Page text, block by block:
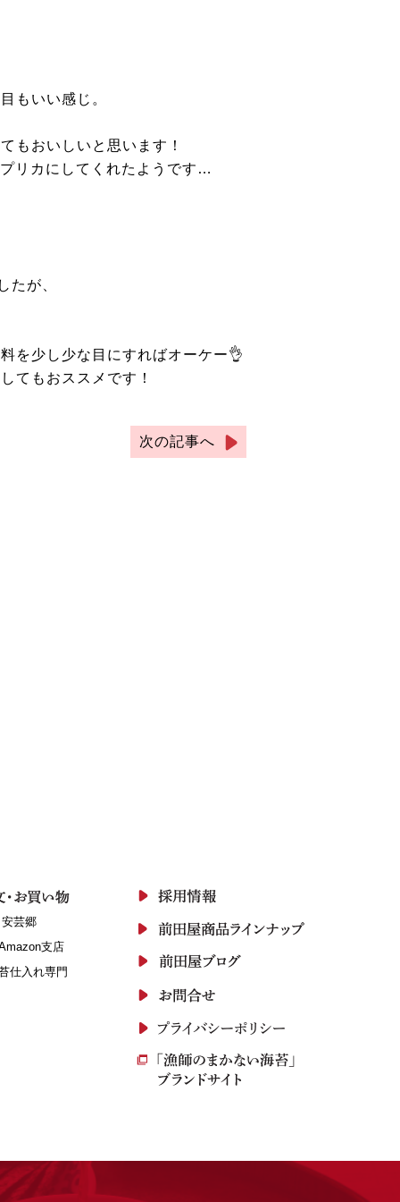
もいい感じ。
もおいしいと思います！
リカにしてくれたようです…
たが、
を少し少な目にすればオーケー👌
てもおススメです！
次の記事へ
芸郷
支店
仕入れ専門